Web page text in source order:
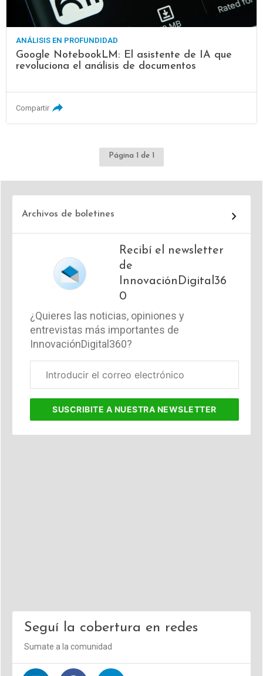
ANÁLISIS EN PROFUNDIDAD
Google NotebookLM: El asistente de IA que
revoluciona el análisis de documentos
Compartir
Página 1 de 1
Archivos de boletines
Recibí el newsletter
de
InnovaciónDigital36
0
¿Quieres las noticias, opiniones y
entrevistas más importantes de
InnovaciónDigital360?
electrónico
SUSCRIBITE A NUESTRA NEWSLETTER
Seguí la cobertura en redes
Sumate a la comunidad